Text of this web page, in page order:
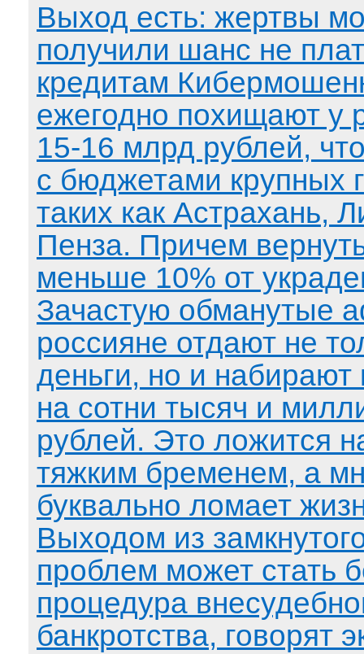
Выход есть: жертвы
получили шанс не
кредитам
ежегодно похищают у
15-16 млрд рублей,
с бюджетами крупных
таких как Астрахань,
Пенза. Причем
меньше 10% от
Зачастую обманутые
россияне отдают не
деньги, но и набирают
на сотни тысяч и
рублей. Это ложится
тяжким бременем, а
буквально ломает
Выходом из
проблем может стать
процедура
банкротства, говорят